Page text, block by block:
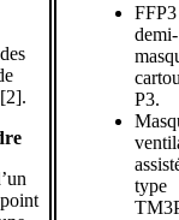
demi-
P3.
type